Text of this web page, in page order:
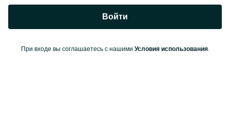
Войти
При входе вы соглашаетесь с нашими Условия использования.